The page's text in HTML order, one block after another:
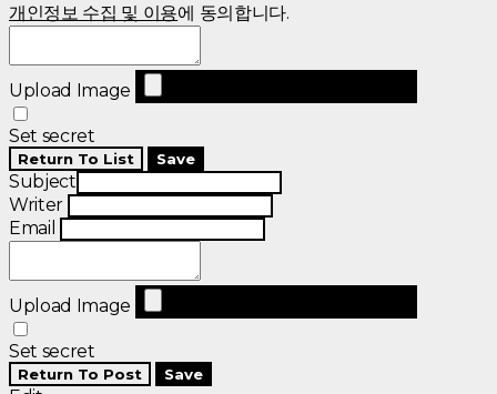
개인정보 수집 및 이용에 동의합니다.
Upload Image
Set secret
Return To List Save
Subject
Writer
Email
Upload Image
Set secret
Return To Post Save